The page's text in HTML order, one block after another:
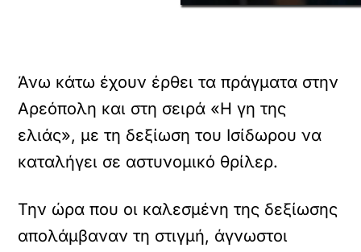
Άνω κάτω έχουν έρθει τα πράγματα στην
Αρεόπολη και στη σειρά «Η γη της
ελιάς», με τη δεξίωση του Ισίδωρου να
καταλήγει σε αστυνομικό θρίλερ.
Την ώρα που οι καλεσμένη της δεξίωσης
απολάμβαναν τη στιγμή, άγνωστοι